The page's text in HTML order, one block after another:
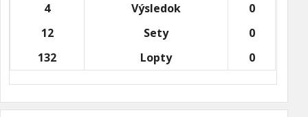
4 Výsledok
0
12
Sety
0
132
Lopty 0